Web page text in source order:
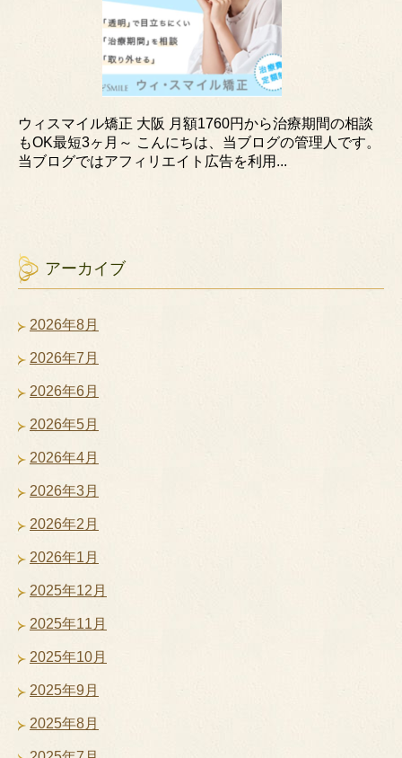
ウィスマイル矯正 大阪 月額1760円から治療期間の相談
もOK最短3ヶ月～ こんにちは、当ブログの管理人です。
当ブログではアフィリエイト広告を利用...
アーカイブ
2026年8月
2026年7月
2026年6月
2026年5月
2026年4月
2026年3月
2026年2月
2026年1月
2025年12月
2025年11月
2025年10月
2025年9月
2025年8月